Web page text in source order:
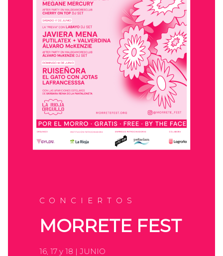
CONCIERTOS
MORRETE FEST
16, 17 y 18 | JUNIO